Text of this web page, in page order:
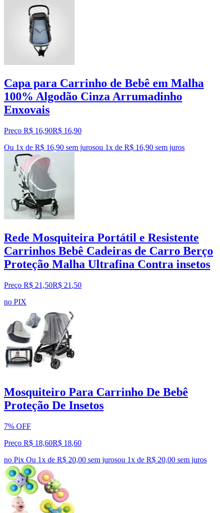
Capa para Carrinho de Bebê em Malha
100% Algodão Cinza Arrumadinho
Enxovais
Preço R$ 16,90R$ 16,90
Ou 1x de R$ 16,90 sem jurosou 1x de R$ 16,90 sem juros
Rede Mosquiteira Portátil e Resistente
Carrinhos Bebê Cadeiras de Carro Berço
Proteção Malha Ultrafina Contra insetos
Preço R$ 21,50R$ 21 ,50
no PIX
Mosquiteiro Para Carrinho De Bebê
Proteção De Insetos
7% OFF
Preço R$ 18,60R$ 18,60
no Pix Ou 1x de R$ 20,00 sem jurosou 1x de R$ 20,00 sem juros